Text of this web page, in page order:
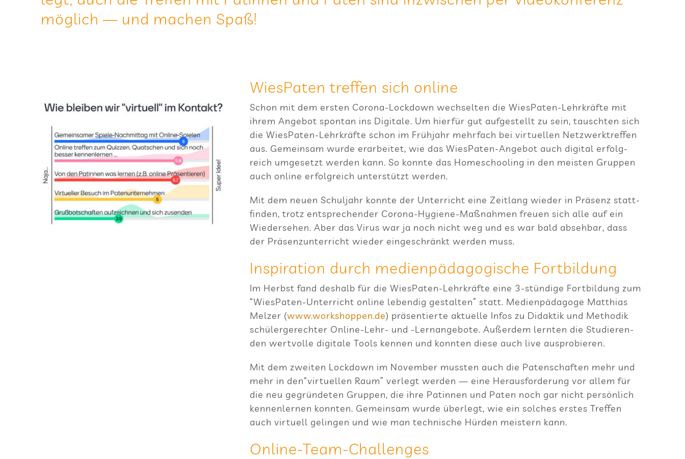
mög­lich — und machen Spaß!
Wie­sPa­ten tref­fen sich online
Schon mit dem ers­ten Corona-Lock­down wech­sel­ten die Wie­sPa­ten-Lehr­kräfte mit
ihrem Ange­bot spon­tan ins Digi­tale. Um hier­für gut auf­ge­stellt zu sein, tausch­ten sich
die Wie­sPa­ten-Lehr­kräfte schon im Früh­jahr mehr­fach bei vir­tu­el­len Netz­werktref­fen
aus. Gemein­sam wurde erar­bei­tet, wie das Wie­sPa­ten-Ange­bot auch digi­tal erfolg­
reich umge­setzt wer­den kann. So konnte das Home­schoo­ling in den meis­ten Grup­pen
auch online erfolg­reich unter­stützt werden.
Mit dem neuen Schul­jahr konnte der Unter­richt eine Zeit­lang wie­der in Prä­senz statt­
fin­den, trotz ent­spre­chen­der Corona-Hygiene-Maß­nah­men freuen sich alle auf ein
Wie­der­se­hen. Aber das Virus war ja noch nicht weg und es war bald abseh­bar, dass
der Prä­senz­un­ter­richt wie­der ein­ge­schränkt wer­den muss.
Inspi­ra­tion durch medi­en­päd­ago­gi­sche Fortbildung
Im Herbst fand des­halb für die Wie­sPa­ten-Lehr­kräfte eine 3‑stündige Fort­bil­dung zum
“Wie­sPa­ten-Unter­richt online leben­dig gestal­ten” statt. Medi­en­päd­agoge Mat­thias
Mel­zer (www​.work​shop​pen​.de) prä­sen­tierte aktu­elle Infos zu Didak­tik und Metho­dik
schü­ler­ge­rech­ter Online-Lehr- und ‑Lern­an­ge­bote. Außer­dem lern­ten die Stu­die­ren­
den wert­volle digi­tale Tools ken­nen und konn­ten diese auch live ausprobieren.
Mit dem zwei­ten Lock­down im Novem­ber muss­ten auch die Paten­schaf­ten mehr und
mehr in den“virtuellen Raum” ver­legt wer­den — eine Her­aus­for­de­rung vor allem für
die neu gegrün­de­ten Grup­pen, die ihre Patin­nen und Paten noch gar nicht per­sön­lich
ken­nen­ler­nen konn­ten. Gemein­sam wurde über­legt, wie ein sol­ches ers­tes Tref­fen
auch vir­tu­ell gelin­gen und wie man tech­ni­sche Hür­den meis­tern kann.
Online-Team-Chal­lenges